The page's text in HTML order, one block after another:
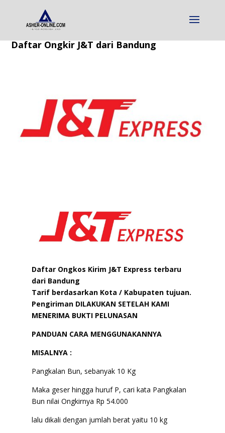
Daftar Ongkir J&T dari Bandung
Daftar Ongkos Kirim J&T Express terbaru
dari Bandung
Tarif berdasarkan Kota / Kabupaten tujuan.
Pengiriman DILAKUKAN SETELAH KAMI
MENERIMA BUKTI PELUNASAN
PANDUAN CARA MENGGUNAKANNYA
MISALNYA :
Pangkalan Bun, sebanyak 10 Kg
Maka geser hingga huruf P, cari kata Pangkalan
Bun nilai Ongkirnya Rp 54.000
lalu dikali dengan jumlah berat yaitu 10 kg